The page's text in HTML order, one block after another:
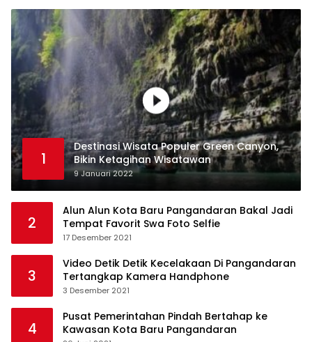
1
Destinasi Wisata Populer Green Canyon,
Bikin Ketagihan Wisatawan
9 Januari 2022
2
Alun Alun Kota Baru Pangandaran Bakal Jadi
Tempat Favorit Swa Foto Selfie
17 Desember 2021
3
Video Detik Detik Kecelakaan Di Pangandaran
Tertangkap Kamera Handphone
3 Desember 2021
4
Pusat Pemerintahan Pindah Bertahap ke
Kawasan Kota Baru Pangandaran